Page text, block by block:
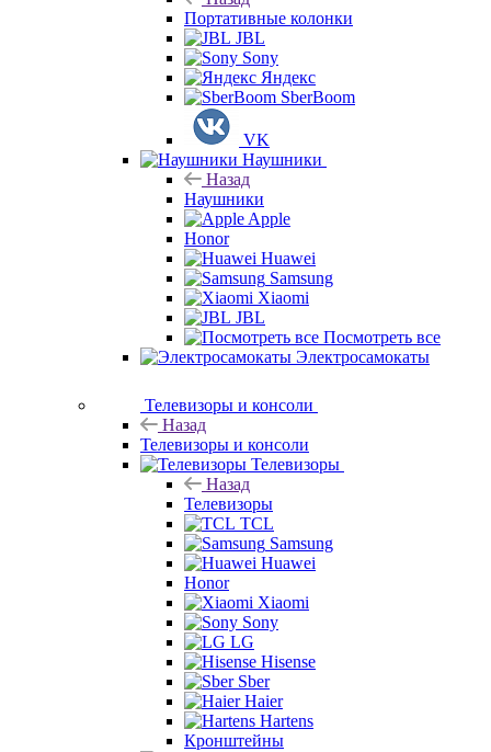
Портативные колонки
JBL
Sony
Яндекс
SberBoom
VK
Наушники
Назад
Наушники
Apple
Honor
Huawei
Samsung
Xiaomi
JBL
Посмотреть все
Электросамокаты
Телевизоры и консоли
Назад
Телевизоры и консоли
Телевизоры
Назад
Телевизоры
TCL
Samsung
Huawei
Honor
Xiaomi
Sony
LG
Hisense
Sber
Haier
Hartens
Кронштейны